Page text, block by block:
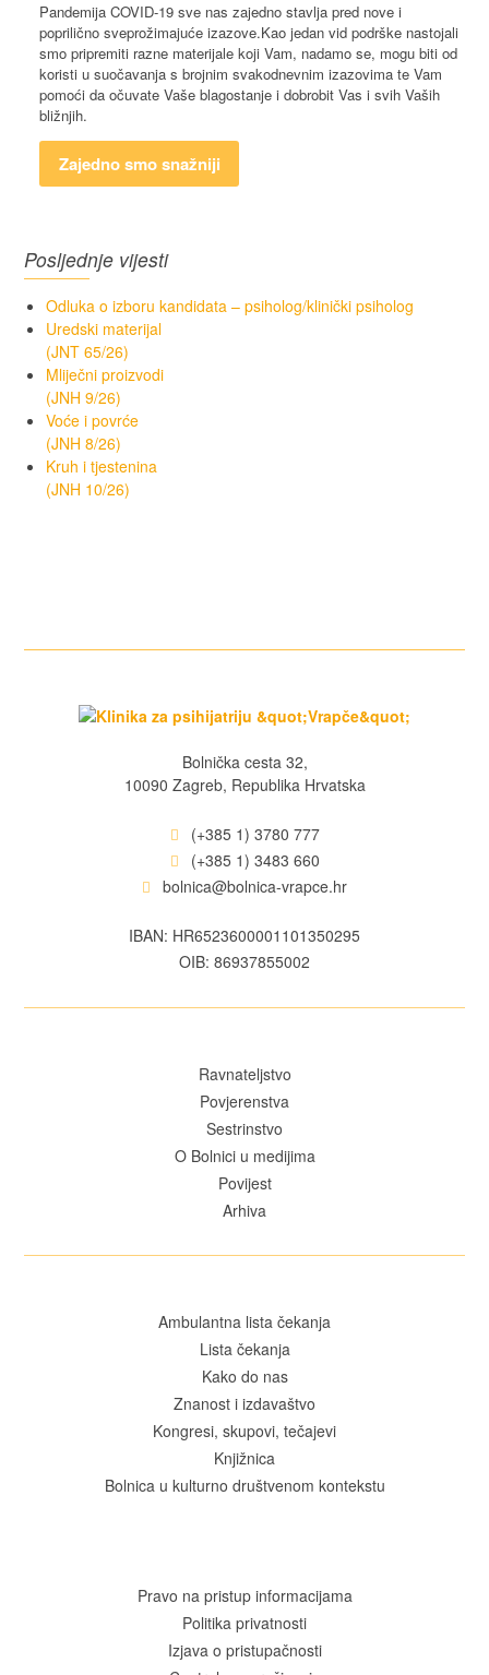
Pandemija COVID-19 sve nas zajedno stavlja pred nove i
poprilično sveprožimajuće izazove.Kao jedan vid podrške nastojali
smo pripremiti razne materijale koji Vam, nadamo se, mogu biti od
koristi u suočavanja s brojnim svakodnevnim izazovima te Vam
pomoći da očuvate Vaše blagostanje i dobrobit Vas i svih Vaših
bližnjih.
Zajedno smo snažniji
Posljednje vijesti
Odluka o izboru kandidata – psiholog/klinički psiholog
Uredski materijal
(JNT 65/26)
Mliječni proizvodi
(JNH 9/26)
Voće i povrće
(JNH 8/26)
Kruh i tjestenina
(JNH 10/26)
Bolnička cesta 32,
10090 Zagreb, Republika Hrvatska
(+385 1) 3780 777
(+385 1) 3483 660
bolnica@bolnica-vrapce.hr
IBAN: HR6523600001101350295
OIB: 86937855002
Ravnateljstvo
Povjerenstva
Sestrinstvo
O Bolnici u medijima
Povijest
Arhiva
Ambulantna lista čekanja
Lista čekanja
Kako do nas
Znanost i izdavaštvo
Kongresi, skupovi, tečajevi
Knjižnica
Bolnica u kulturno društvenom kontekstu
Pravo na pristup informacijama
Politika privatnosti
Izjava o pristupačnosti